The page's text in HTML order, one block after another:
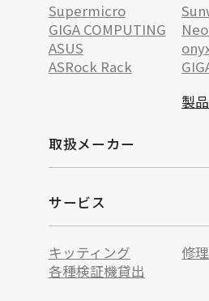
Supermicro
GIGA COMPUTING
ASUS
ASRock Rack
製
取扱メーカー
サービス
キッティング
修
各種検証機貸出